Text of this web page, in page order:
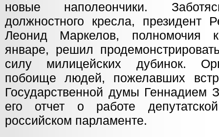
новые наполеончики.
должностного кресла, президент
Леонид Маркелов, полномочия
январе, решил
силу милицейских дубинок.
побоище людей, пожелавших
Государственной думы Геннадием
его отчет о работе
российском парламенте.